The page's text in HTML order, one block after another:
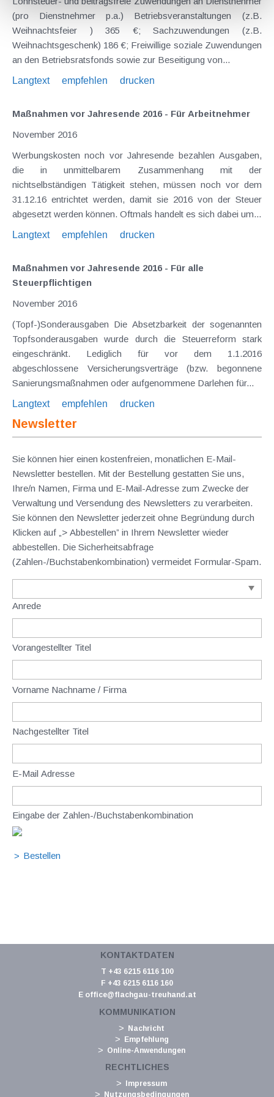
(pro Dienstnehmer p.a.) Betriebsveranstaltungen (z.B.
Weihnachtsfeier ) 365 €; Sachzuwendungen (z.B.
Weihnachtsgeschenk) 186 €; Freiwillige soziale Zuwendungen
an den Betriebsratsfonds sowie zur Beseitigung von...
Langtext
empfehlen drucken
Maßnahmen vor Jahresende 2016 - Für Arbeitnehmer
November 2016
Werbungskosten noch vor Jahresende bezahlen Ausgaben,
die in unmittelbarem Zusammenhang mit der
nichtselbständigen Tätigkeit stehen, müssen noch vor dem
31.12.16 entrichtet werden, damit sie 2016 von der Steuer
abgesetzt werden können. Oftmals handelt es sich dabei um...
Langtext
empfehlen drucken
Maßnahmen vor Jahresende 2016 - Für alle
Steuerpflichtigen
November 2016
(Topf-)Sonderausgaben Die Absetzbarkeit der sogenannten
Topfsonderausgaben wurde durch die Steuerreform stark
eingeschränkt. Lediglich für vor dem 1.1.2016
abgeschlossene Versicherungsverträge (bzw. begonnene
Sanierungsmaßnahmen oder aufgenommene Darlehen für...
Langtext
empfehlen drucken
Newsletter
Sie können hier einen kostenfreien, monatlichen E-Mail-
Newsletter bestellen. Mit der Bestellung gestatten Sie uns,
Ihre/n Namen, Firma und E-Mail-Adresse zum Zwecke der
Verwaltung und Versendung des Newsletters zu verarbeiten.
Sie können den Newsletter jederzeit ohne Begründung durch
Klicken auf „> Abbestellen” in Ihrem Newsletter wieder
abbestellen. Die Sicherheitsabfrage
(Zahlen-/Buchstabenkombination) vermeidet Formular-Spam.
Anrede
Vorangestellter Titel
Vorname Nachname / Firma
Nachgestellter Titel
E-Mail Adresse
Eingabe der Zahlen-/Buchstabenkombination
KONTAKTDATEN
T +43 6215 6116 100
F +43 6215 6116 160
E office@flachgau-treuhand.at
KOMMUNIKATION
Nachricht
Empfehlung
Online-Anwendungen
RECHTLICHES
Impressum
Nutzungsbedingungen